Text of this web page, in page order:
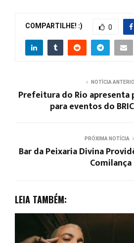
COMPARTILHE! :) 0
NOTÍCIA
Prefeitura do Rio apresenta
para eventos do
PRÓXIMA NOTÍCIA
Bar da Peixaria Divina
Comilança
LEIA TAMBÉM: